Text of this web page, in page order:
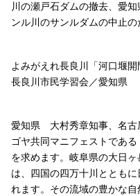
川の瀬戸石ダムの撤去、愛
ンル川のサンルダムの中止の
よみがえれ長良川「河口堰
長良川市民学習会／愛知県
愛知県 大村秀章知事、名
ゴヤ共同マニフェストであ
を求めます。岐阜県の大日
は、四国の四万十川ととも
れます。その流域の豊かな